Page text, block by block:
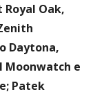
Royal Oak,
Daytona,
Moonwatch e
Patek